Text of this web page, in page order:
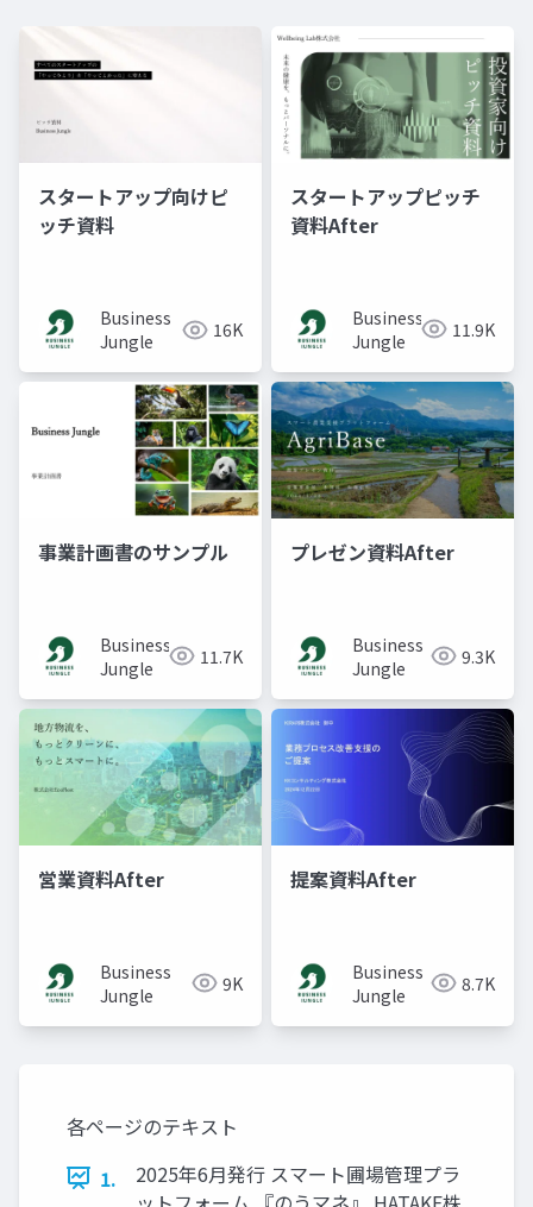
スタートアップ向けピ
ッチ資料
Business
Jungle
16K
スタートアップピッチ
資料After
Business
Jungle
11.9K
事業計画書のサンプル
Business
Jungle
11.7K
プレゼン資料After
Business
Jungle
9.3K
営業資料After
Business
Jungle
9K
提案資料After
Business
Jungle
8.7K
各ページのテキスト
1.
2025年6月発行 スマート圃場管理プラ